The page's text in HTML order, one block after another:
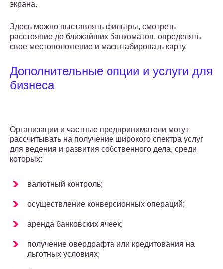
экрана.
Здесь можно выставлять фильтры, смотреть
расстояние до ближайших банкоматов, определять
свое местоположение и масштабировать карту.
Дополнительные опции и услуги для
бизнеса
Организации и частные предприниматели могут
рассчитывать на получение широкого спектра услуг
для ведения и развития собственного дела, среди
которых:
валютный контроль;
осуществление конверсионных операций;
аренда банковских ячеек;
получение овердрафта или кредитования на
льготных условиях;